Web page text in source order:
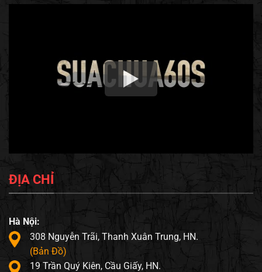
ĐỊA CHỈ
Hà Nội:
308 Nguyễn Trãi, Thanh Xuân Trung, HN.
(Bản Đồ)
19 Trần Quý Kiên, Cầu Giấy, HN.